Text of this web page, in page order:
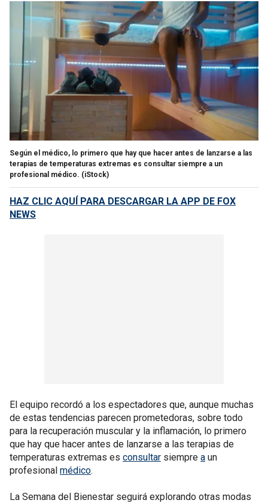
Según el médico, lo primero que hay que hacer antes de lanzarse a las
terapias de temperaturas extremas es consultar siempre a un
profesional médico. (iStock)
HAZ CLIC AQUÍ PARA DESCARGAR LA APP DE FOX
NEWS
El equipo recordó a los espectadores que, aunque muchas
de estas tendencias parecen prometedoras, sobre todo
para la recuperación muscular y la inflamación, lo primero
que hay que hacer antes de lanzarse a las terapias de
temperaturas extremas es consultar siempre a un
profesional médico.
La Semana del Bienestar seguirá explorando otras modas